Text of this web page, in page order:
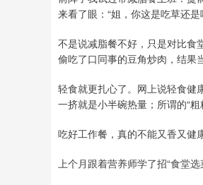
来看了眼：“姐，你这是吃草还是
不是说减脂餐不好，只是对比食
偷吃了口同事的豆角炒肉，结
轻食就更扎心了。网上说轻食健
一挤就是小半碗热量；所谓的“
吃好工作餐，真的不能又香又健
上个月跟着营养师学了招“食堂